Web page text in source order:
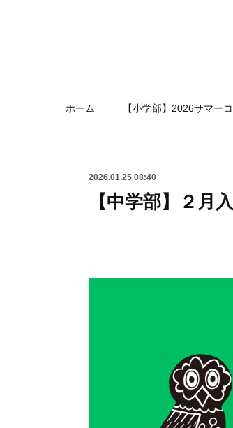
ホーム 【小学部】2026サマー
2026.01.25 08:40
【中学部】２月